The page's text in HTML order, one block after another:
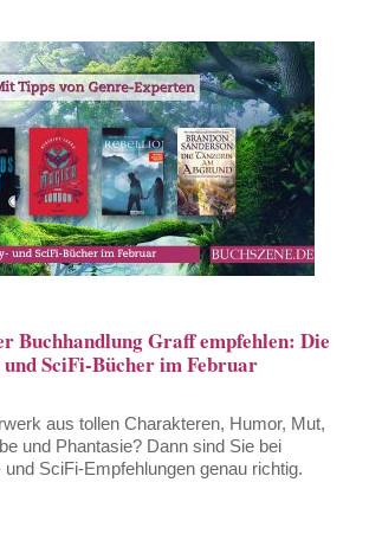
Buchhandlung Graff empfehlen: Die
und SciFi-Bücher im Februar
aus tollen Charakteren, Humor, Mut,
und Phantasie? Dann sind Sie bei
SciFi-Empfehlungen genau richtig.